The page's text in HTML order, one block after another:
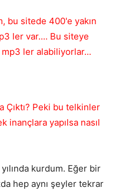
bu sitede 400'e yakın
ler var.... Bu siteye
ler alabiliyorlar...
Çıktı? Peki bu telkinler
inançlara yapılsa nasıl
kurdum. Eğer bir
hep aynı şeyler tekrar